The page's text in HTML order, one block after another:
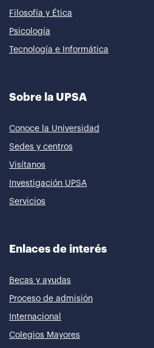
Filosofía y Ética
Psicología
Tecnología e Informática
Sobre la UPSA
Conoce la Universidad
Sedes y centros
Visítanos
Investigación UPSA
Servicios
Enlaces de interés
Becas y ayudas
Proceso de admisión
Internacional
Colegios Mayores